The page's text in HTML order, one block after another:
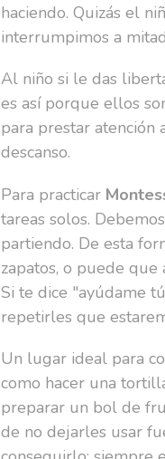
haciendo. Quizás el
interrumpimos a
Al niño si le das
es así porque ellos
para prestar atención
descanso.
Para practicar
tareas solos.
partiendo. De esta
zapatos, o puede
Si te dice "ayúdame
repetirles que
Un lugar ideal para
como hacer una
preparar un bol de
de no dejarles usar